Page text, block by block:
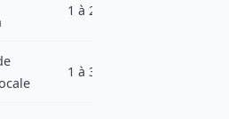
1 à 2 mois
1 à 3 mois